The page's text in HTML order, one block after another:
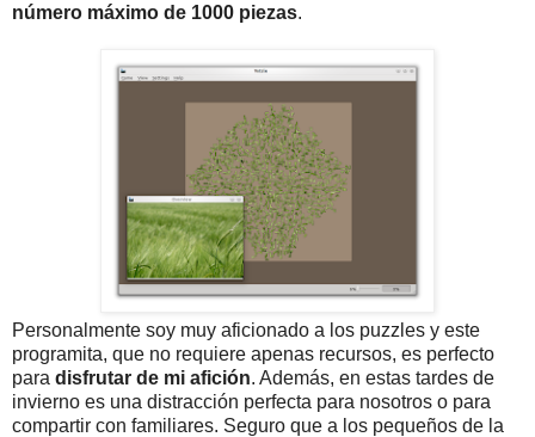
número máximo de 1000 piezas.
Personalmente soy muy aficionado a los puzzles y este
programita, que no requiere apenas recursos, es perfecto
para disfrutar de mi afición. Además, en estas tardes de
invierno es una distracción perfecta para nosotros o para
compartir con familiares. Seguro que a los pequeños de la